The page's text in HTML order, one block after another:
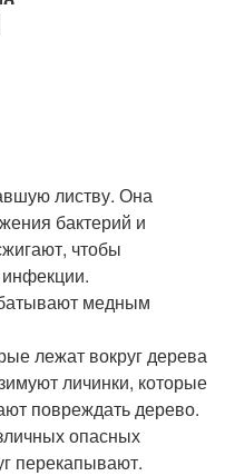
листву. Она
бактерий и
чтобы
медным
лежат вокруг дерева
личинки, которые
повреждать дерево.
опасных
перекапывают.